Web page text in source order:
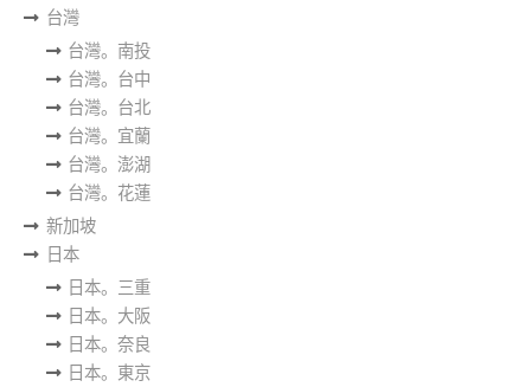
台灣
台灣。南投
台灣。台中
台灣。台北
台灣。宜蘭
台灣。澎湖
台灣。花蓮
新加坡
日本
日本。三重
日本。大阪
日本。奈良
日本。東京